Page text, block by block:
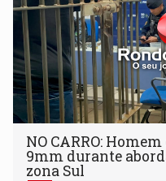
NO CARRO:
9mm durante
zona Sul